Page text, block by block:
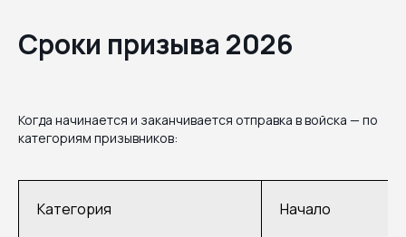
Сроки призыва 2026
Когда начинается и заканчивается отправка в войска — по
категориям призывников:
Категория Начало